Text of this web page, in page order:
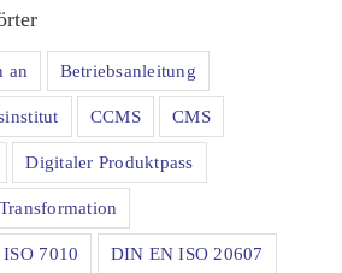
an Betriebsanleitung
CCMS CMS
Digitaler Produktpass
7010 DIN EN ISO 20607